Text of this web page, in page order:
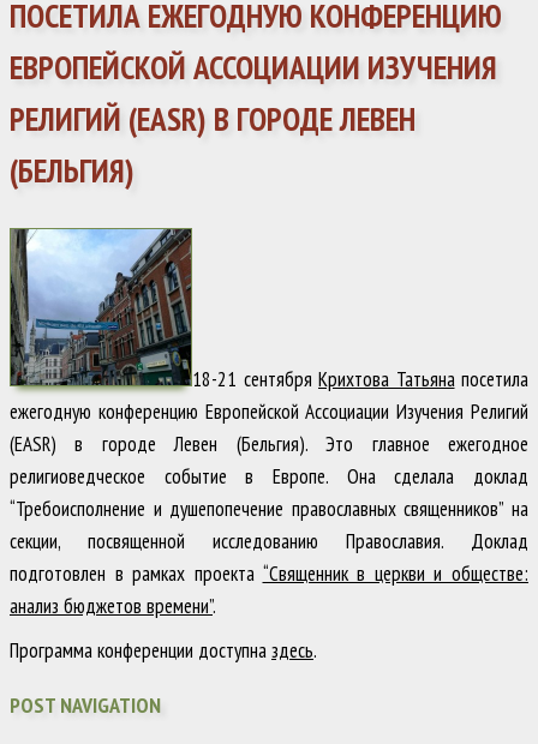
ПОСЕТИЛА ЕЖЕГОДНУЮ КОНФЕРЕНЦИЮ
ЕВРОПЕЙСКОЙ АССОЦИАЦИИ ИЗУЧЕНИЯ
РЕЛИГИЙ (EASR) В ГОРОДЕ ЛЕВЕН
(БЕЛЬГИЯ)
18-21 сентября Крихтова Татьянапосетила
ежегодную конференцию Европейской Ассоциации Изучения Религий
(EASR) в городе Левен (Бельгия). Это главное ежегодное
религиоведческое событие в Европе. Она сделала доклад
“Требоисполнение и душепопечение православных священников” на
секции, посвященной исследованию Православия. Доклад
подготовлен в рамках проекта “Священник в церкви и обществе:
анализ бюджетов времени”.
Программа конференции доступназдесь.
POST NAVIGATION